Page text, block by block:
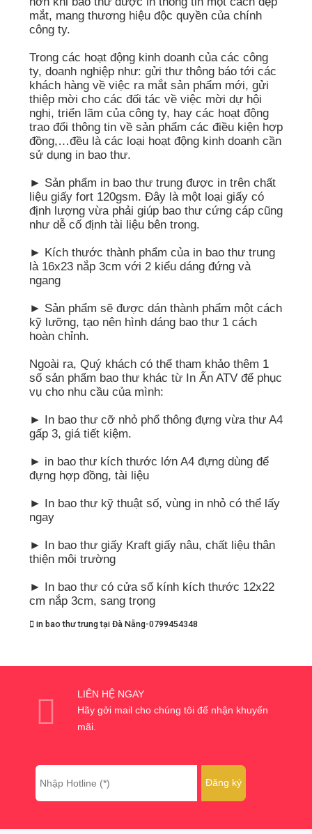
mắt, mang thương hiệu độc quyền của chính
công ty.
Trong các hoạt động kinh doanh của các công
ty, doanh nghiệp như: gửi thư thông báo tới các
khách hàng về việc ra mắt sản phẩm mới, gửi
thiệp mời cho các đối tác về việc mời dự hội
nghị, triển lãm của công ty, hay các hoạt động
trao đổi thông tin về sản phẩm các điều kiện hợp
đồng,…đều là các loại hoạt động kinh doanh cần
sử dụng in bao thư.
► Sản phẩm in bao thư trung được in trên chất
liệu giấy fort 120gsm. Đây là một loại giấy có
định lượng vừa phải giúp bao thư cứng cáp cũng
như dễ cố định tài liệu bên trong.
► Kích thước thành phẩm của in bao thư trung
là 16x23 nắp 3cm với 2 kiểu dáng đứng và
ngang
► Sản phẩm sẽ được dán thành phẩm một cách
kỹ lưỡng, tạo nên hình dáng bao thư 1 cách
hoàn chỉnh.
Ngoài ra, Quý khách có thể tham khảo thêm 1
số sản phẩm bao thư khác từ In Ấn ATV để phục
vụ cho nhu cầu của mình:
► In bao thư cỡ nhỏ phổ thông đựng vừa thư A4
gấp 3, giá tiết kiệm.
► in bao thư kích thước lớn A4 đựng dùng để
đựng hợp đồng, tài liệu
► In bao thư kỹ thuật số, vùng in nhỏ có thể lấy
ngay
► In bao thư giấy Kraft giấy nâu, chất liệu thân
thiện môi trường
► In bao thư có cửa sổ kính kích thước 12x22
cm nắp 3cm, sang trọng
in bao thư trung tại Đà Nẵng-0799454348
LIÊN HỆ NGAY
Hãy gởi mail cho chúng tôi để nhận khuyến
mãi.